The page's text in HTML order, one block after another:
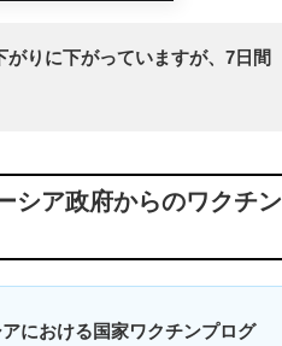
りに下がっていますが、7日間
シア政府からのワクチン
における国家ワクチンプログ